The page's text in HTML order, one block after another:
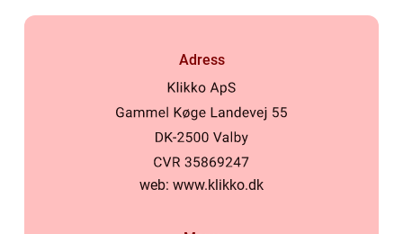
Adress
web: www.klikko.dk